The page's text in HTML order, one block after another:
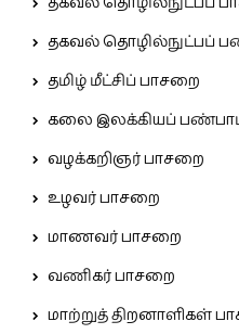
தகவல் தொழில்நுட்பப்
தமிழ் மீட்சிப் பாசறை
கலை இலக்கியப்
வழக்கறிஞர் பாசறை
உழவர் பாசறை
மாணவர் பாசறை
வணிகர் பாசறை
மாற்றுத் திறனாளிகள்